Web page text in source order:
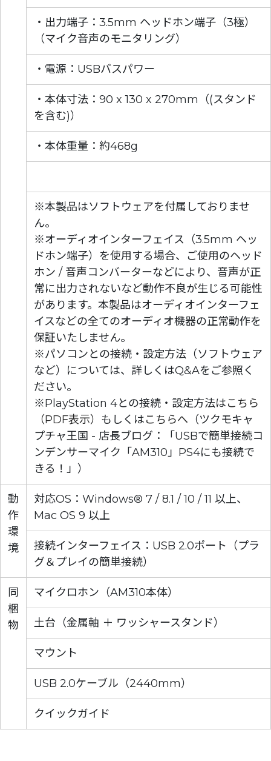
・出力端子：3.5mm ヘッドホン端子（3極）
（マイク音声のモニタリング）
・電源：USBバスパワー
・本体寸法：90 x 130 x 270mm（(スタンド
を含む)）
・本体重量：約468g
※本製品はソフトウェアを付属しておりませ
ん。
※オーディオインターフェイス（3.5mm ヘッ
ドホン端子）を使用する場合、ご使用のヘッド
ホン / 音声コンバーターなどにより、音声が正
常に出力されないなど動作不良が生じる可能性
があります。本製品はオーディオインターフェ
イスなどの全てのオーディオ機器の正常動作を
保証いたしません。
※パソコンとの接続・設定方法（ソフトウェア
など）については、詳しくはQ&Aをご参照く
ださい。
※PlayStation 4との接続・設定方法はこちら
（PDF表示） もしくはこちらへ （ツクモキャ
プチャ王国 - 店長ブログ：「USBで簡単接続コ
ンデンサーマイク「AM310」PS4にも接続で
きる！」）
動
作
環
境
対応OS：Windows® 7 / 8.1 / 10 / 11 以上、
Mac OS 9 以上
接続インターフェイス：USB 2.0ポート（プラ
グ＆プレイの簡単接続）
同
梱
物
マイクロホン（AM310本体）
土台（金属軸 ＋ ワッシャースタンド）
マウント
USB 2.0ケーブル（2440mm）
クイックガイド